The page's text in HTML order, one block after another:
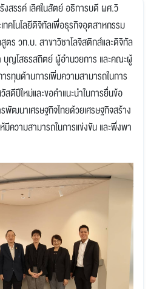
สรรค์ เลิศในสัตย์ อธิการบดี ผศ.วิ
โนโลยีดิจิทัลเพื่อธุรกิจอุตสาหกรรม
ร วท.บ. สาขาวิชาโลจิสติกส์และดิจิทัล
ญโสธรสถิตย์ ผู้อำนวยการ และคณะผู้
รทุนด้านการเพิ่มความสามารถในการ
ดีปีใหม่และขอคำแนะนำในการยื่นข้อ
พัฒนาเศรษฐกิจไทยด้วยเศรษฐกิจสร้าง
มีความสามารถในการแข่งขัน และพึ่งพา